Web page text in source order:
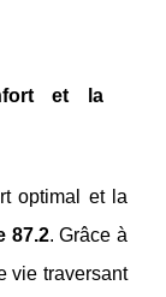
et la
optimal et la
87.2. Grâce à
vie traversant